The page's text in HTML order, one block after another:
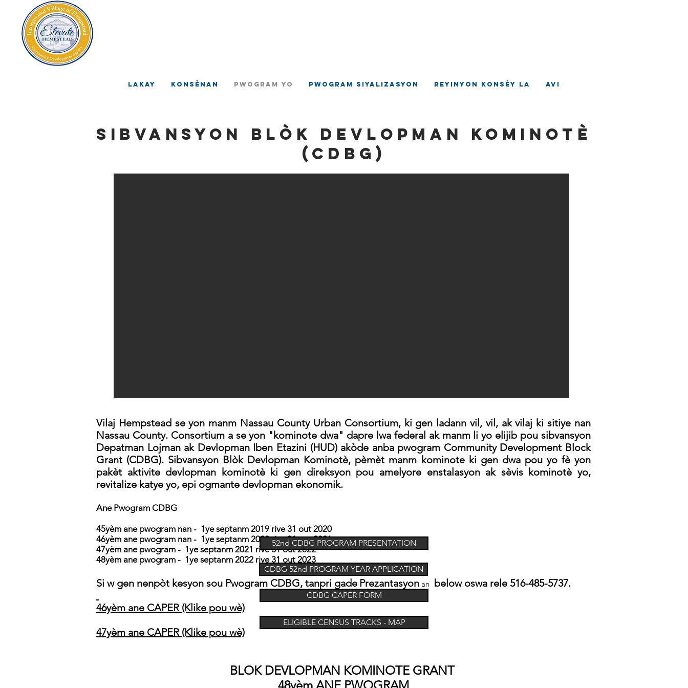
Lakay Konsènan Pwogram yo Pwogram siyalizasyon Reyinyon Konsèy la Avi
Sibvansyon Blòk Devlopman Kominotè
(CDBG)
Vilaj Hempstead se yon manm Nassau County Urban Consortium, ki gen ladann vil, vil, ak vilaj ki sitiye nan
Nassau County. Consortium a se yon "kominote dwa" dapre lwa federal ak manm li yo elijib pou sibvansyon
Depatman Lojman ak Devlopman Iben Etazini (HUD) akòde anba pwogram Community Development Block
Grant (CDBG). Sibvansyon Blòk Devlopman Kominotè, pèmèt manm kominote ki gen dwa pou yo fè yon
pakèt aktivite devlopman kominotè ki gen direksyon pou amelyore enstalasyon ak sèvis kominotè yo,
revitalize katye yo, epi ogmante devlopman ekonomik.
Ane Pwogram CDBG
45yèm ane pwogram nan - 1ye septanm 2019 rive 31 out 2020
46yèm ane pwogram nan - 1ye septanm 2020 rive 31 out 2021
47yèm ane pwogram - 1ye septanm 2021 rive 31 out 2022
48yèm ane pwogram - 1ye septanm 2022 rive 31 out 2023
Si w gen nenpòt kesyon sou Pwogram CDBG, tanpri gade Prezantasyon an below oswa rele 516-485-5737.
46yèm ane CAPER (Klike pou wè)
47yèm ane CAPER (Klike pou wè)
BLOK DEVLOPMAN KOMINOTE GRANT
CDBG CAPER FORM
CDBG 52nd PROGRAM YEAR APPLICATION
52nd CDBG PROGRAM PRESENTATION
ELIGIBLE CENSUS TRACKS - MAP